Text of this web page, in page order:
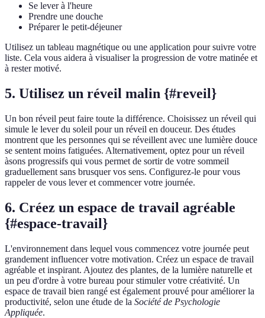
Se lever à l'heure
Prendre une douche
Préparer le petit-déjeuner
Utilisez un tableau magnétique ou une application pour suivre votre
liste. Cela vous aidera à visualiser la progression de votre matinée et
à rester motivé.
5. Utilisez un réveil malin {#reveil}
Un bon réveil peut faire toute la différence. Choisissez un réveil qui
simule le lever du soleil pour un réveil en douceur. Des études
montrent que les personnes qui se réveillent avec une lumière douce
se sentent moins fatiguées. Alternativement, optez pour un réveil
àsons progressifs qui vous permet de sortir de votre sommeil
graduellement sans brusquer vos sens. Configurez-le pour vous
rappeler de vous lever et commencer votre journée.
6. Créez un espace de travail agréable
{#espace-travail}
L'environnement dans lequel vous commencez votre journée peut
grandement influencer votre motivation. Créez un espace de travail
agréable et inspirant. Ajoutez des plantes, de la lumière naturelle et
un peu d'ordre à votre bureau pour stimuler votre créativité. Un
espace de travail bien rangé est également prouvé pour améliorer la
productivité, selon une étude de la Société de Psychologie
Appliquée.